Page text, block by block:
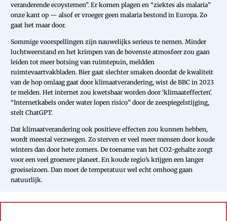
veranderende ecoystemen”. Er komen plagen en “ziektes als malaria”
onze kant op — alsof er vroeger geen malaria bestond in Europa. Zo
gaat het maar door.
Sommige voorspellingen zijn nauwelijks serieus te nemen. Minder
luchtweerstand en het krimpen van de bovenste atmosfeer zou gaan
leiden tot meer botsing van ruimtepuin, meldden
ruimtevaartvakbladen. Bier gaat slechter smaken doordat de kwaliteit
van de hop omlaag gaat door klimaatverandering, wist de BBC in 2023
te melden. Het internet zou kwetsbaar worden door ‘klimaateffecten’.
“Internetkabels onder water lopen risico” door de zeespiegel­stijging,
stelt ChatGPT.
Dat klimaatverandering ook positieve effecten zou kunnen hebben,
wordt meestal verzwegen. Zo sterven er veel meer mensen door koude
winters dan door hete zomers. De toename van het CO2-gehalte zorgt
voor een veel groenere planeet. En koude regio’s krijgen een langer
groeiseizoen. Dan moet de temperatuur wel echt omhoog gaan
natuurlijk.